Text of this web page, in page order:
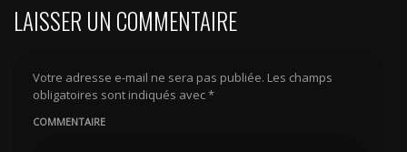
LAISSER UN COMMENTAIRE
Votre adresse e-mail ne sera pas publiée. Les champs
obligatoires sont indiqués avec*
COMMENTAIRE